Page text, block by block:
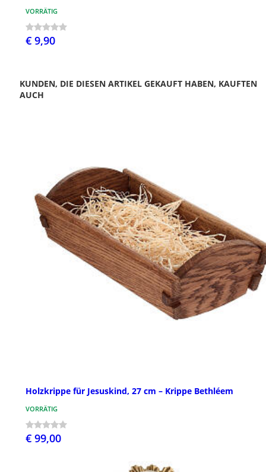
VORRÄTIG
€ 9,90
KUNDEN, DIE DIESEN ARTIKEL GEKAUFT HABEN, KAUFTEN
AUCH
Holzkrippe für Jesuskind, 27 cm – Krippe Bethléem
VORRÄTIG
€ 99,00